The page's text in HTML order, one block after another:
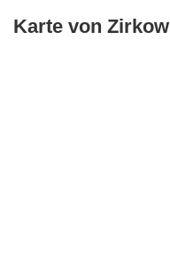
Karte von Zirkow